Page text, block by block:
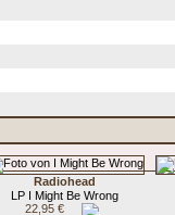
Radiohead
LP I Might Be Wrong
22,95 €